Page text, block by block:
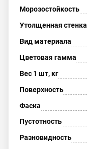
Морозостойкость
Утолщенная стенка
Вид материала
Цветовая гамма
Вес 1 шт, кг
Поверхность
Фаска
Пустотность
Разновидность